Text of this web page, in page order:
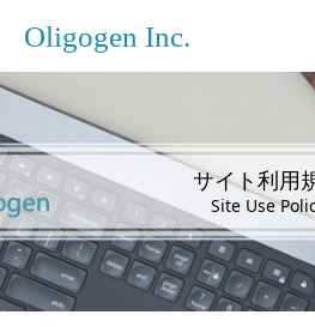
Oligogen Inc.
サイト利用
Site Use